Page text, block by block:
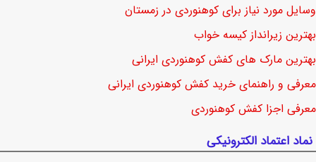
وسایل مورد نیاز برای کوهنوردی در زمستان
بهترین زیرانداز کیسه خواب
بهترین مارک های کفش کوهنوردی ایرانی
معرفی و راهنمای خرید کفش کوهنوردی ایرانی
معرفی اجزا کفش کوهنوردی
نماد اعتماد الکترونیکی